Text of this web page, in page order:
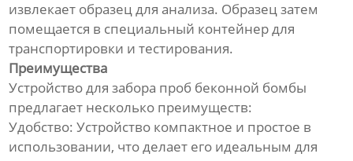
извлекает образец для анализа. Образец затем
помещается в специальный контейнер для
транспортировки и тестирования.
Преимущества
Устройство для забора проб беконной бомбы
предлагает несколько преимуществ:
Удобство: Устройство компактное и простое в
использовании, что делает его идеальным для